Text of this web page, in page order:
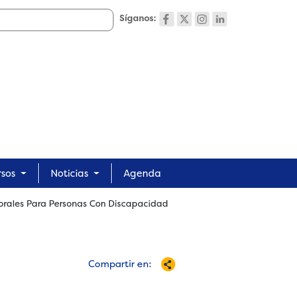
Síganos:
Noticias Agenda
Para Personas Con Discapacidad
Compartir en: